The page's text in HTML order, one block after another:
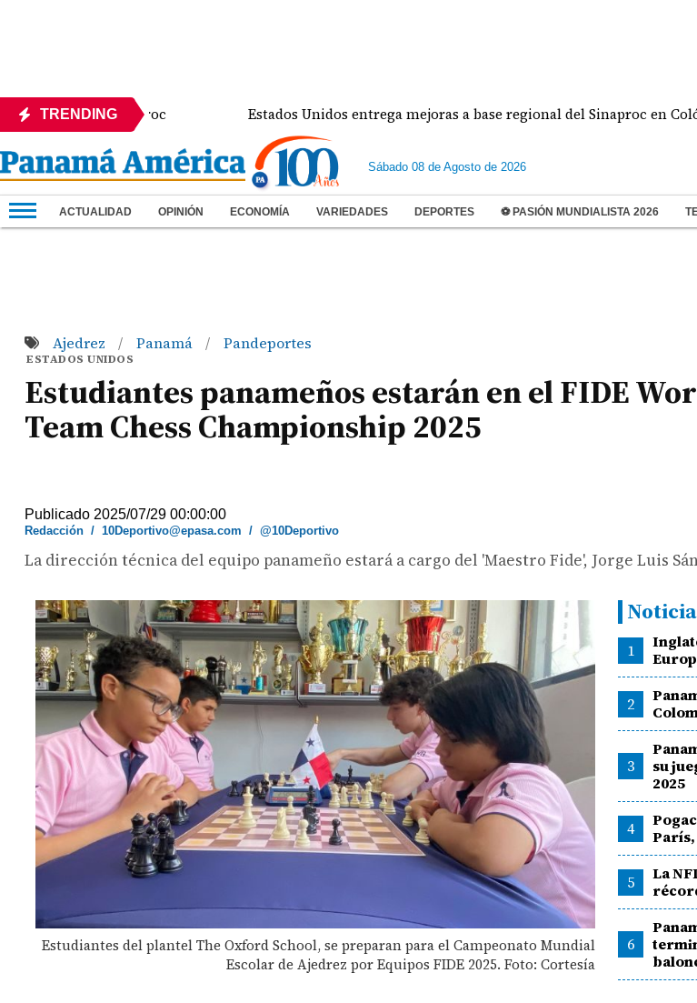
TRENDING
de Sinaproc Estados Unidos entrega mejoras a base regional del Sinaproc en Colón y
Sábado 08 de Agosto de 2026
ACTUALIDAD OPINIÓN ECONOMÍA VARIEDADES DEPORTES ⚽ PASIÓN MUNDIALISTA 2026
Ajedrez / Panamá / Pandeportes
ESTADOS UNIDOS
Estudiantes panameños estarán en el FIDE
Team Chess Championship 2025
Publicado 2025/07/29 00:00:00
Redacción /10Deportivo@epasa.com /@10Deportivo
La dirección técnica del equipo panameño estará a cargo del 'Maestro Fide', Jorge Luis
Estudiantes del plantel The Oxford School, se preparan para el Campeonato Mundial
Escolar de Ajedrez por Equipos FIDE 2025. Foto: Cortesía
1
2
3
su
2025
4
París,
5
La
6